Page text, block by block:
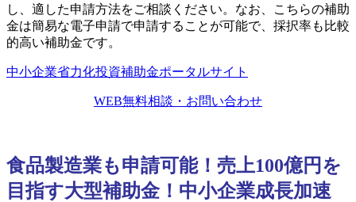
し、適した申請方法をご相談ください。なお、こちらの補助
金は簡易な電子申請で申請することが可能で、採択率も比較
的高い補助金です。
中小企業省力化投資補助金ポータルサイト
WEB無料相談・お問い合わせ
食品製造業も申請可能！売上100億円を
目指す大型補助金！中小企業成長加速